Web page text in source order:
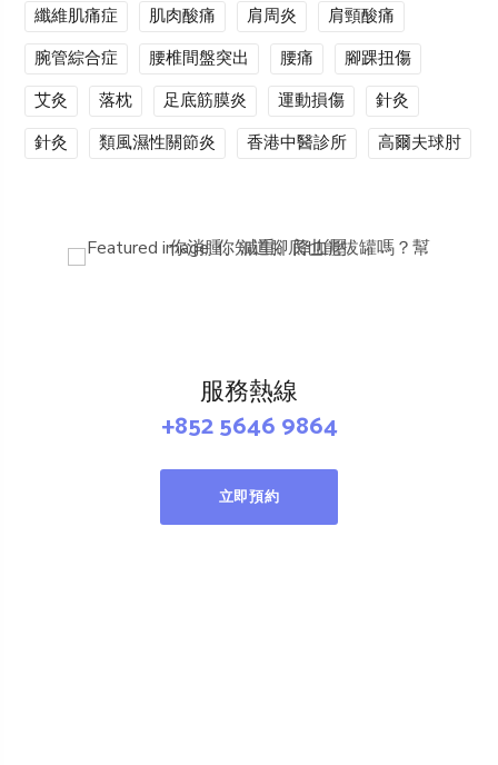
纖維肌痛症
肌肉酸痛 肩周炎
肩頸酸痛
腕管綜合症
腰椎間盤突出 腰痛
腳踝扭傷
艾灸
落枕 足底筋膜炎 運動損傷
針灸
針灸
類風濕性關節炎 香港中醫診所 高爾夫球肘
服務熱線
+852 5646 9864
立即預約